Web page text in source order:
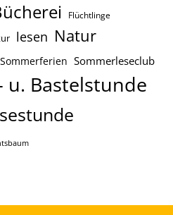
Flüchtlinge
lesen Natur
Sommerferien Sommerleseclub
u. Bastelstunde